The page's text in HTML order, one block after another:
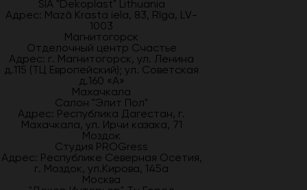
SIA "Dekoplast" Lithuania
Адрес: Mazā Krasta iela, 83, Rīga, LV-
1003
Магнитогорск
Отделочный центр Счастье
Адрес: г. Магнитогорск, ул. Ленина
д.115 (ТЦ Европейский); ул. Советская
д.160 «А»
Махачкала
Салон "Элит Пол"
Адрес: Республика Дагестан, г.
Махачкала, ул. Ирчи казака, 71
Моздок
Студия PROGress
Адрес: Республике Северная Осетия,
г. Моздок, ул.Кирова, 145а
Москва